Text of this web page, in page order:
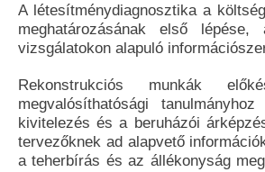
A létesítménydiagnosztika a
meghatározásának első
vizsgálatokon alapuló
Rekonstrukciós munkák
megvalósíthatósági
kivitelezés és a beruházói
tervezőknek ad alapvető
a teherbírás és az állékonyság